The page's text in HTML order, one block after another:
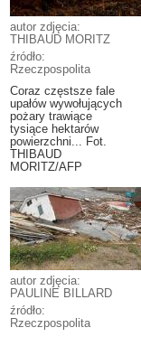
autor zdjęcia:
THIBAUD MORITZ
źródło:
Rzeczpospolita
Coraz częstsze fale
upałów wywołujących
pożary trawiące
tysiące hektarów
powierzchni... Fot.
THIBAUD
MORITZ/AFP
autor zdjęcia:
PAULINE BILLARD
źródło:
Rzeczpospolita